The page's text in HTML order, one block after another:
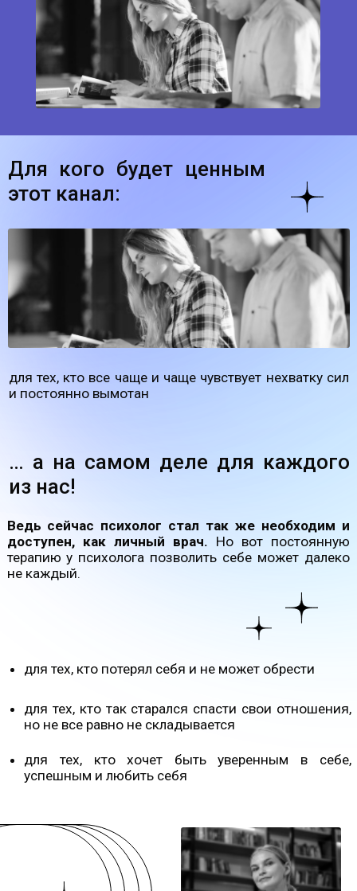
Для кого будет ценным
этот канал:
… а на самом деле для каждого
из нас!
для тех, кто все чаще и чаще чувствует нехватку сил
и постоянно вымотан
Ведь сейчас психолог стал так же необходим и
терапию у психолога позволить себе может далеко
не каждый.
для тех, кто так старался спасти свои отношения,
но не все равно не складывается
для тех, кто хочет быть уверенным в себе,
успешным и любить себя
для тех, кто потерял себя и не может обрести